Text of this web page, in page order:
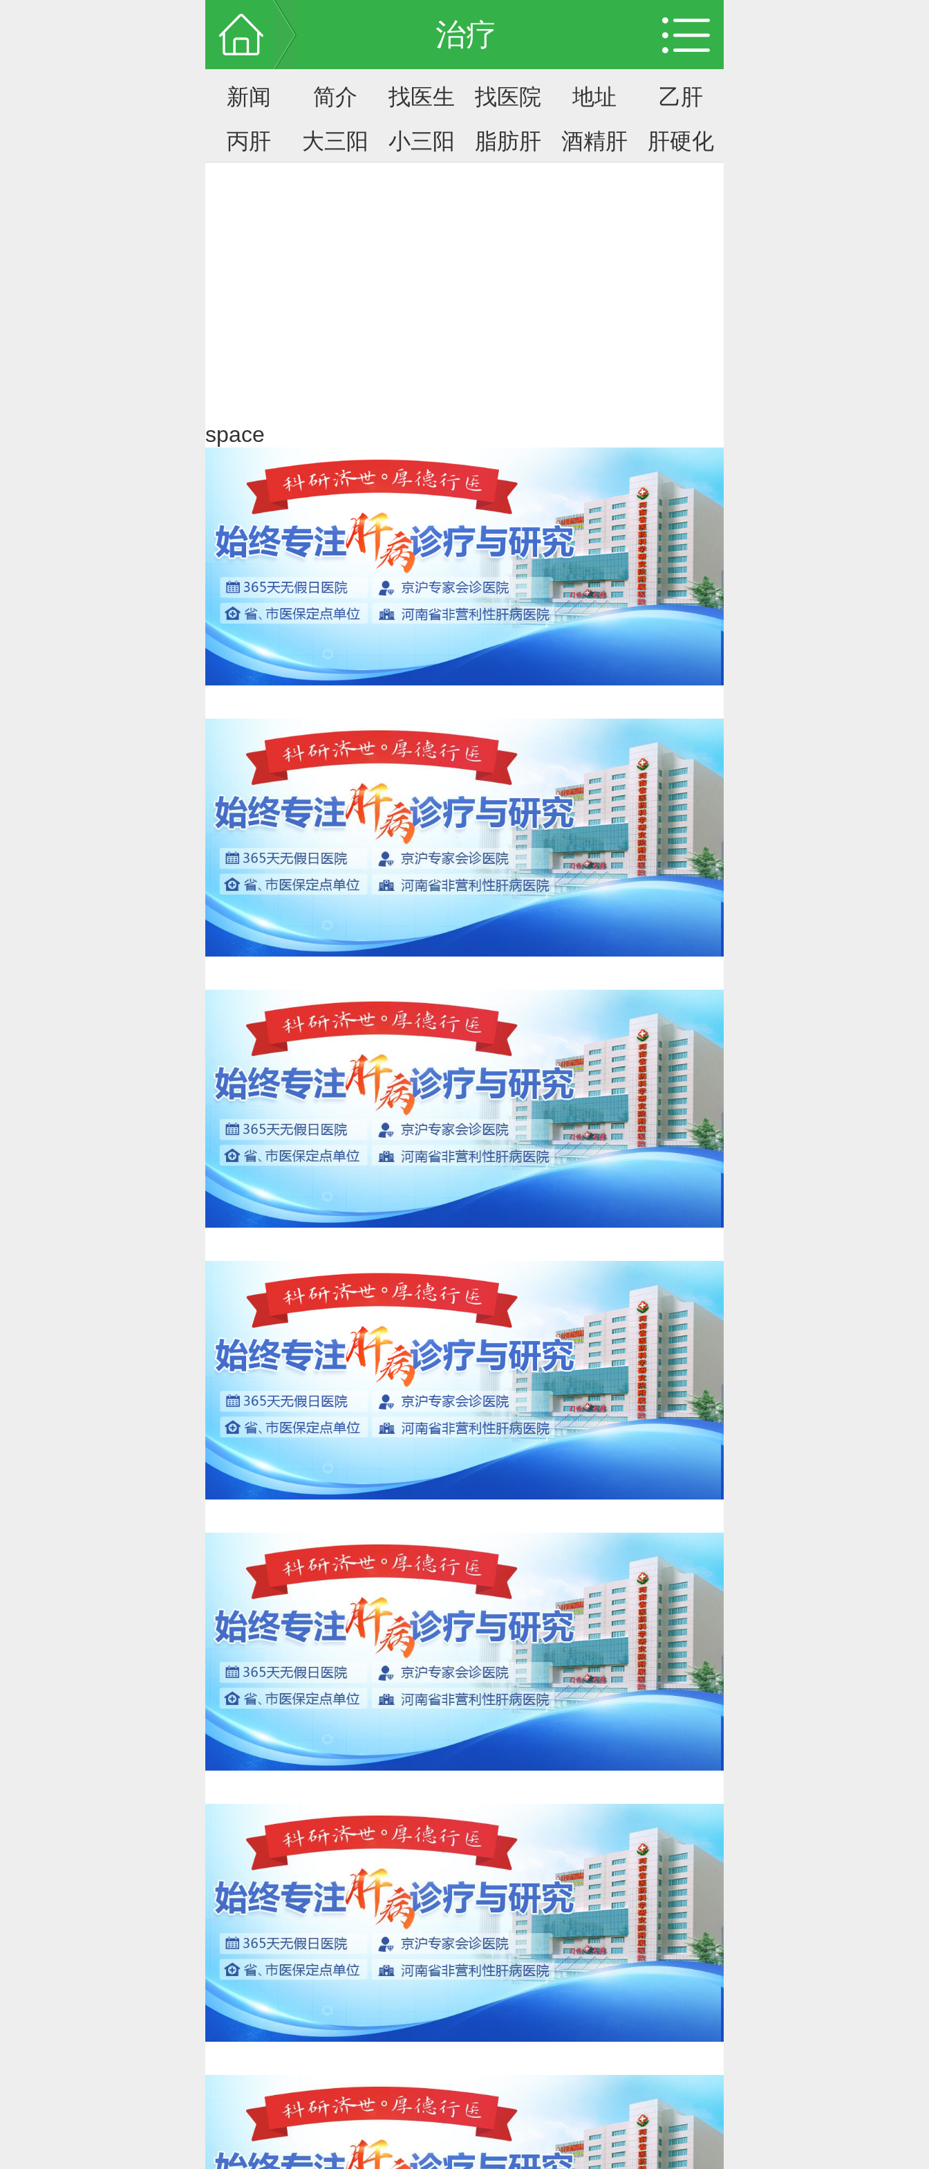
治疗
新闻 简介 找医生 找医院 地址
乙肝
丙肝
大三阳 小三阳 脂肪肝 酒精肝 肝硬化
space